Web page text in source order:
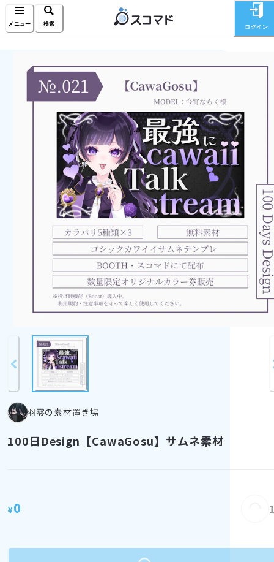
メニュー 検索 ログイン
羽零の素材置き場
100日Design【CawaGosu】サムネ素材
¥0